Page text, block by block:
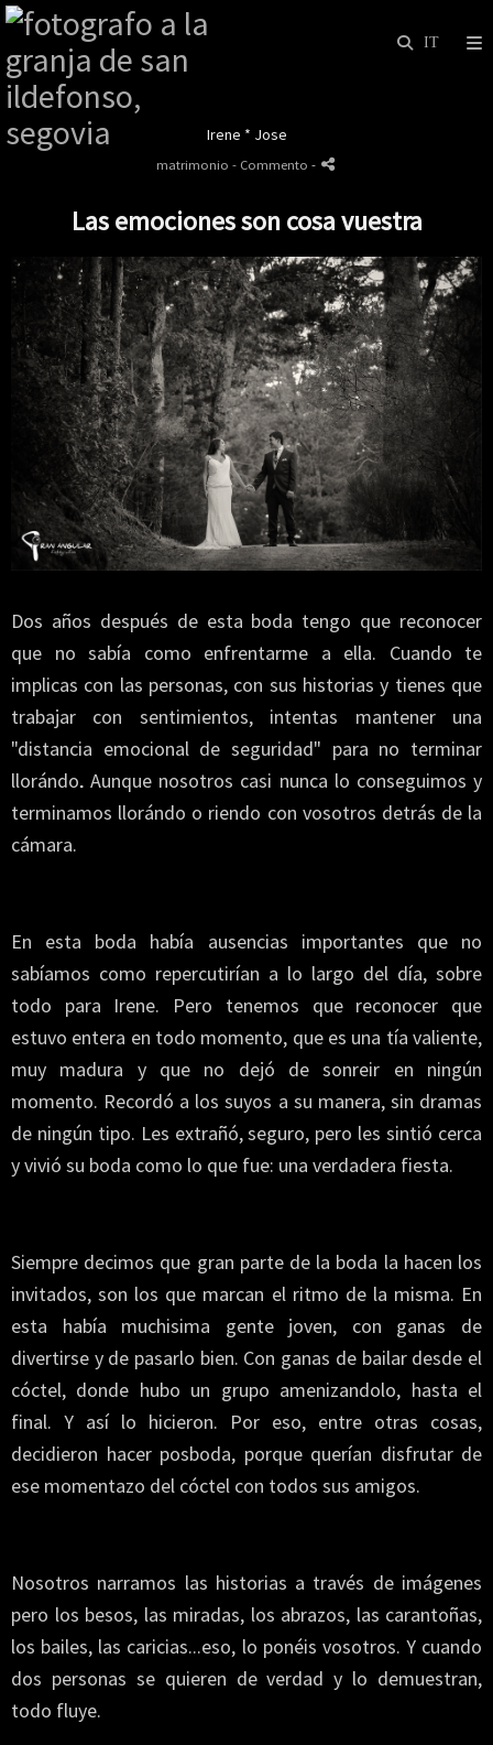
Irene * Jose
matrimonio - Commento -
Las emociones son cosa vuestra
Dos años después de esta boda tengo que reconocer
que no sabía como enfrentarme a ella. Cuando te
implicas con las personas, con sus historias y tienes que
trabajar con sentimientos, intentas mantener una
"distancia emocional de seguridad" para no terminar
llorándo. Aunque nosotros casi nunca lo conseguimos y
terminamos llorándo o riendo con vosotros detrás de la
cámara.
En esta boda había ausencias importantes que no
sabíamos como repercutirían a lo largo del día, sobre
todo para Irene. Pero tenemos que reconocer que
estuvo entera en todo momento, que es una tía valiente,
muy madura y que no dejó de sonreir en ningún
momento. Recordó a los suyos a su manera, sin dramas
de ningún tipo. Les extrañó, seguro, pero les sintió cerca
y vivió su boda como lo que fue: una verdadera fiesta.
Siempre decimos que gran parte de la boda la hacen los
invitados, son los que marcan el ritmo de la misma. En
esta había muchisima gente joven, con ganas de
divertirse y de pasarlo bien. Con ganas de bailar desde el
cóctel, donde hubo un grupo amenizandolo, hasta el
final. Y así lo hicieron. Por eso, entre otras cosas,
decidieron hacer posboda, porque querían disfrutar de
ese momentazo del cóctel con todos sus amigos.
Nosotros narramos las historias a través de imágenes
pero los besos, las miradas, los abrazos, las carantoñas,
los bailes, las caricias...eso, lo ponéis vosotros. Y cuando
dos personas se quieren de verdad y lo demuestran,
todo fluye.